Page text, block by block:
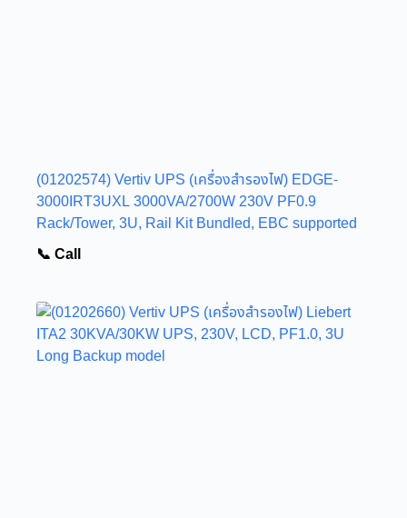
(01202574) Vertiv UPS (เครื่องสำรองไฟ) EDGE-
3000IRT3UXL 3000VA/2700W 230V PF0.9
Rack/Tower, 3U, Rail Kit Bundled, EBC supported
📞 Call